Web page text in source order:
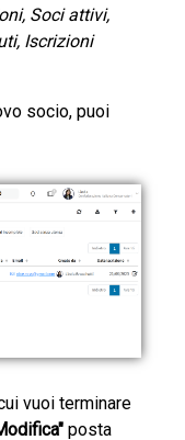
Soci attivi,
Iscrizioni
socio, puoi
vuoi terminare
posta